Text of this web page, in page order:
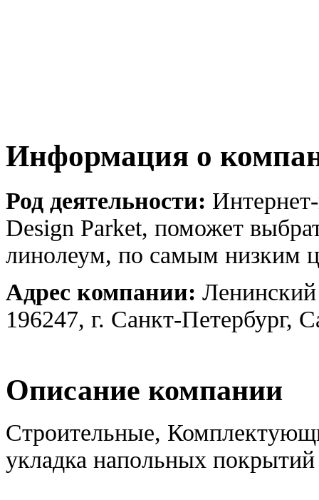
Информация о
Род деятельности:
Design Parket, поможет
линолеум, по самым низким
Адрес компании: Ленинский
196247, г. Санкт-Петербург,
Описание компании
Строительные,
укладка напольных покрытий